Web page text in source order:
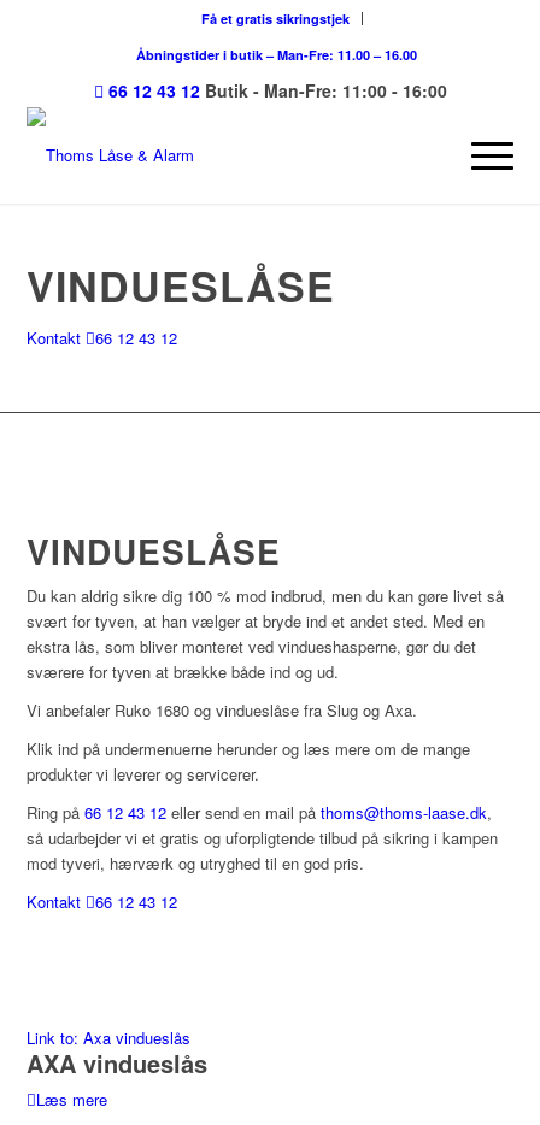
Få et gratis sikringstjek
Åbningstider i butik – Man-Fre: 11.00 – 16.00
66 12 43 12 Butik - Man-Fre: 11:00 - 16:00
VINDUESLÅSE
Kontakt 66 12 43 12
VINDUESLÅSE
Du kan aldrig sikre dig 100 % mod indbrud, men du kan gøre livet så
svært for tyven, at han vælger at bryde ind et andet sted. Med en
ekstra lås, som bliver monteret ved vindueshasperne, gør du det
sværere for tyven at brække både ind og ud.
Vi anbefaler Ruko 1680 og vindueslåse fra Slug og Axa.
Klik ind på undermenuerne herunder og læs mere om de mange
produkter vi leverer og servicerer.
Ring på66 12 43 12 eller send en mail påthoms@thoms-laase.dk,
så udarbejder vi et gratis og uforpligtende tilbud på sikring i kampen
mod tyveri, hærværk og utryghed til en god pris.
Kontakt
66 12 43 12
Link to: Axa vindueslås
AXA vindueslås
Læs mere